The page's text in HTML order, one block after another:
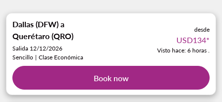
Dallas (DFW) a
Querétaro (QRO)
Salida 12/12/2026
Sencillo | Clase Económica
desde
USD134*
Visto hace: 6 horas .
Book now